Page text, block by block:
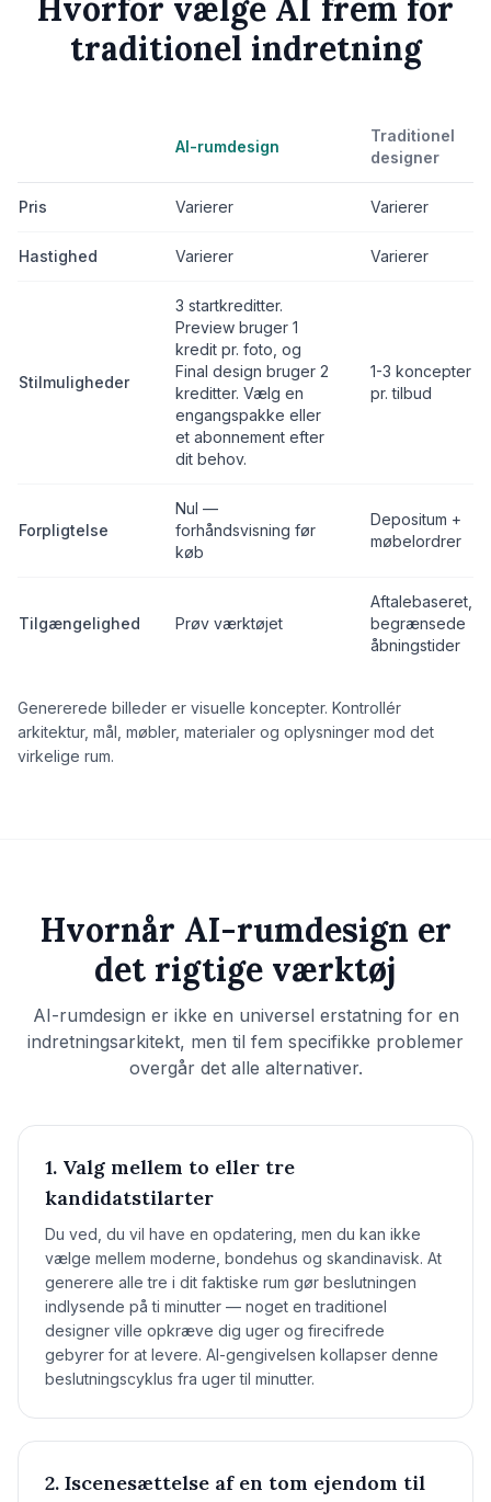
Hvorfor vælge AI frem for
traditionel indretning
AI-rumdesign
Traditionel
designer
Pris Varierer Varierer
Hastighed Varierer Varierer
Stilmuligheder
3 startkreditter.
Preview bruger 1
kredit pr. foto, og
Final design bruger 2
kreditter. Vælg en
engangspakke eller
et abonnement efter
dit behov.
1-3 koncepter
pr. tilbud
Forpligtelse
Nul —
forhåndsvisning før
køb
Depositum +
møbelordrer
Tilgængelighed Prøv værktøjet
Aftalebaseret,
begrænsede
åbningstider
Genererede billeder er visuelle koncepter. Kontrollér
arkitektur, mål, møbler, materialer og oplysninger mod det
virkelige rum.
Hvornår AI-rumdesign er
det rigtige værktøj
AI-rumdesign er ikke en universel erstatning for en
indretningsarkitekt, men til fem specifikke problemer
overgår det alle alternativer.
1. Valg mellem to eller tre
kandidatstilarter
Du ved, du vil have en opdatering, men du kan ikke
vælge mellem moderne, bondehus og skandinavisk. At
generere alle tre i dit faktiske rum gør beslutningen
indlysende på ti minutter — noget en traditionel
designer ville opkræve dig uger og firecifrede
gebyrer for at levere. AI-gengivelsen kollapser denne
beslutningscyklus fra uger til minutter.
2. Iscenesættelse af en tom ejendom til